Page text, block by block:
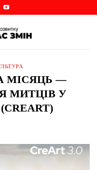
МІСЯЦЬ —
МИТЦІВ У